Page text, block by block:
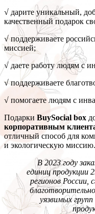
√ дарите уникальный,
качественный подарок
√ поддерживаете
миссией;
√ даете работу людям с
√ поддерживаете
√ помогаете людям с
Подарки BuySocial box
корпоративным
отличный способ для
и экологическую миссию.
В 2023 году​
единиц продукции
регионов России,
уязвимых